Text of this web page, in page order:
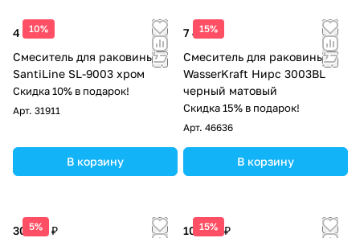
10%
4 700 ₽
Смеситель для раковины
SantiLine SL-9003 хром
Скидка 10% в подарок!
Арт. 31911
В корзину
15%
7 490 ₽
Смеситель для раковины
WasserKraft Нирс 3003BL
черный матовый
Скидка 15% в подарок!
Арт. 46636
В корзину
5%
30 187 ₽ 15%
10 490 ₽